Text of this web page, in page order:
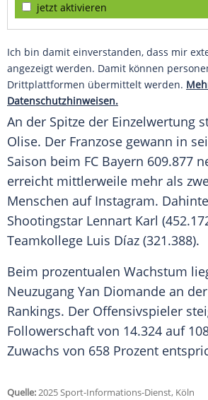
jetzt aktivieren
Ich bin damit einverstanden, dass mir
angezeigt werden. Damit können
Drittplattformen übermittelt werden.
Datenschutzhinweisen.
An der Spitze der Einzelwertung
Olise. Der Franzose gewann in
Saison beim FC Bayern 609.877
erreicht mittlerweile mehr als
Menschen auf Instagram.
Shootingstar Lennart Karl
Teamkollege Luis Díaz (321.388).
Beim prozentualen Wachstum
Neuzugang Yan Diomande an
Rankings. Der Offensivspieler
Followerschaft von 14.324 auf
Zuwachs von 658 Prozent
Quelle:2025 Sport-Informations-Dienst, Köln